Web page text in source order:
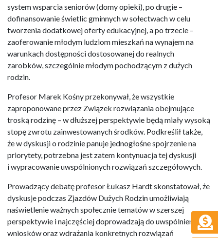
system wsparcia seniorów (domy opieki), po drugie –
dofinansowanie świetlic gminnych w sołectwach w celu
tworzenia dodatkowej oferty edukacyjnej, a po trzecie –
zaoferowanie młodym ludziom mieszkań na wynajem na
warunkach dostępności dostosowanej do realnych
zarobków, szczególnie młodym pochodzącym z dużych
rodzin.
Profesor Marek Kośny przekonywał, że wszystkie
zaproponowane przez Związek rozwiązania obejmujące
troską rodzinę – w dłuższej perspektywie będą miały wysoką
stopę zwrotu zainwestowanych środków. Podkreślił także,
że w dyskusji o rodzinie panuje jednogłośne spojrzenie na
priorytety, potrzebna jest zatem kontynuacja tej dyskusji
i wypracowanie uwspólnionych rozwiązań szczegółowych.
Prowadzący debatę profesor Łukasz Hardt skonstatował, że
dyskusje podczas Zjazdów Dużych Rodzin umożliwiają
naświetlenie ważnych społecznie tematów w szerszej
perspektywie i najczęściej doprowadzają do uwspólnienia
wniosków oraz wdrażania konkretnych rozwiązań